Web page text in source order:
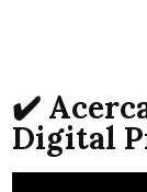
✔️
Digital